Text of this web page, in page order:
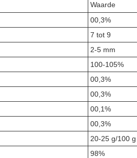
Waarde
00,3%
7 tot 9
2-5 mm
100-105%
00,3%
00,3%
00,1%
00,3%
20-25 g/100 g
98%